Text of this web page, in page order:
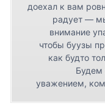
доехал к вам
радует —
внимание
чтобы буузы
как будто
Будем
уважением,